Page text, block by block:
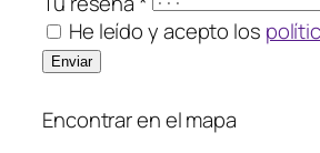
He leído y acepto los
Encontrar en el mapa